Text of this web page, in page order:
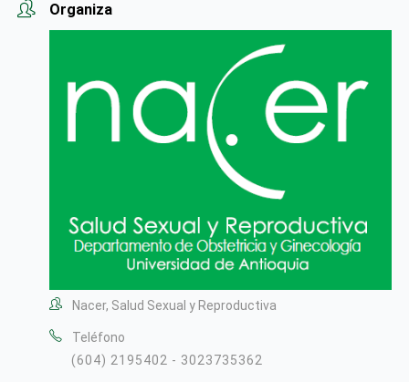
Organiza
Nacer, Salud Sexual y Reproductiva
Teléfono
(604) 2195402 - 3023735362